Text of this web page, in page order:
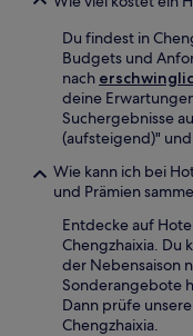
können
zusätzliche
Bedingungen
gelten.
Du findest in
Budgets und
nach
deine
Suchergebnisse
(aufsteigend)"
Wie kann ich bei
und Prämien
Entdecke auf
Chengzhaixia. Du
der Nebensaison
Sonderangebote
Dann prüfe
Chengzhaixia.